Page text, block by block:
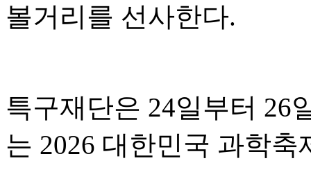
볼거리를 선사한다.
특구재단은 24일부터 26
는 2026 대한민국 과학